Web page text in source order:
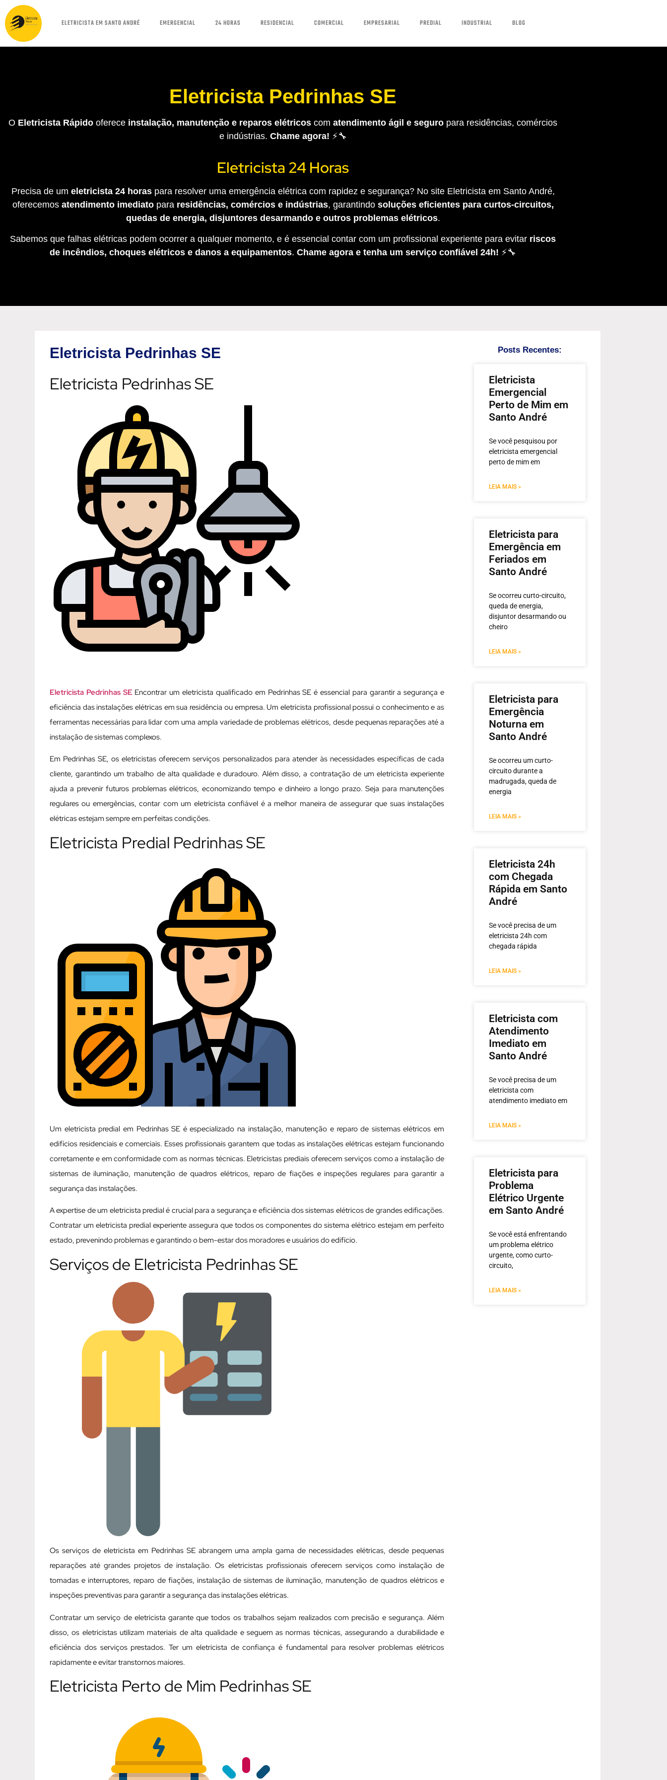
ELETRICISTA EM SANTO ANDRÉ EMERGENCIAL 24 HORAS RESIDENCIAL COMERCIAL EMPRESARIAL PREDIAL INDUSTRIAL BLOG
Eletricista Pedrinhas SE
O Eletricista Rápido oferece instalação, manutenção e reparos elétricos com atendimento ágil e seguro para residências, comércios
e indústrias. Chame agora! ⚡🔧
Eletricista 24 Horas
Precisa de um eletricista 24 horaspara resolver uma emergência elétrica com rapidez e segurança? No site Eletricista em Santo André,
oferecemos atendimento imediatopara residências, comércios e indústrias, garantindo soluções eficientes para curtos-circuitos,
quedas de energia, disjuntores desarmando e outros problemas elétricos.
Sabemos que falhas elétricas podem ocorrer a qualquer momento, e é essencial contar com um profissional experiente para evitar riscos
de incêndios, choques elétricos e danos a equipamentos. Chame agora e tenha um serviço confiável 24h! ⚡🔧
Eletricista Pedrinhas SE
Eletricista Pedrinhas SE
Eletricista Pedrinhas SE Encontrar um eletricista qualificado em Pedrinhas SE é essencial para garantir a segurança e
eficiência das instalações elétricas em sua residência ou empresa. Um eletricista profissional possui o conhecimento e as
ferramentas necessárias para lidar com uma ampla variedade de problemas elétricos, desde pequenas reparações até a
instalação de sistemas complexos.
Em Pedrinhas SE, os eletricistas oferecem serviços personalizados para atender às necessidades específicas de cada
cliente, garantindo um trabalho de alta qualidade e duradouro. Além disso, a contratação de um eletricista experiente
ajuda a prevenir futuros problemas elétricos, economizando tempo e dinheiro a longo prazo. Seja para manutenções
regulares ou emergências, contar com um eletricista confiável é a melhor maneira de assegurar que suas instalações
elétricas estejam sempre em perfeitas condições.
Eletricista Predial Pedrinhas SE
Um eletricista predial em Pedrinhas SE é especializado na instalação, manutenção e reparo de sistemas elétricos em
edifícios residenciais e comerciais. Esses profissionais garantem que todas as instalações elétricas estejam funcionando
corretamente e em conformidade com as normas técnicas. Eletricistas prediais oferecem serviços como a instalação de
sistemas de iluminação, manutenção de quadros elétricos, reparo de fiações e inspeções regulares para garantir a
segurança das instalações.
A expertise de um eletricista predial é crucial para a segurança e eficiência dos sistemas elétricos de grandes edificações.
Contratar um eletricista predial experiente assegura que todos os componentes do sistema elétrico estejam em perfeito
estado, prevenindo problemas e garantindo o bem-estar dos moradores e usuários do edifício.
Serviços de Eletricista Pedrinhas SE
Os serviços de eletricista em Pedrinhas SE abrangem uma ampla gama de necessidades elétricas, desde pequenas
reparações até grandes projetos de instalação. Os eletricistas profissionais oferecem serviços como instalação de
tomadas e interruptores, reparo de fiações, instalação de sistemas de iluminação, manutenção de quadros elétricos e
inspeções preventivas para garantir a segurança das instalações elétricas.
Contratar um serviço de eletricista garante que todos os trabalhos sejam realizados com precisão e segurança. Além
disso, os eletricistas utilizam materiais de alta qualidade e seguem as normas técnicas, assegurando a durabilidade e
eficiência dos serviços prestados. Ter um eletricista de confiança é fundamental para resolver problemas elétricos
rapidamente e evitar transtornos maiores.
Eletricista Perto de Mim Pedrinhas SE
Posts Recentes:
Eletricista
Emergencial
Perto de Mim em
Santo André
Se você pesquisou por
eletricista emergencial
perto de mim em
LEIA MAIS »
Eletricista para
Emergência em
Feriados em
Santo André
Se ocorreu curto-circuito,
queda de energia,
disjuntor desarmando ou
cheiro
LEIA MAIS »
Eletricista para
Emergência
Noturna em
Santo André
Se ocorreu um curto-
circuito durante a
madrugada, queda de
energia
LEIA MAIS »
Eletricista 24h
com Chegada
Rápida em Santo
André
Se você precisa de um
eletricista 24h com
chegada rápida
LEIA MAIS »
Eletricista com
Atendimento
Imediato em
Santo André
Se você precisa de um
eletricista com
atendimento imediato em
LEIA MAIS »
Eletricista para
Problema
Elétrico Urgente
em Santo André
Se você está enfrentando
um problema elétrico
urgente, como curto-
circuito,
LEIA MAIS »